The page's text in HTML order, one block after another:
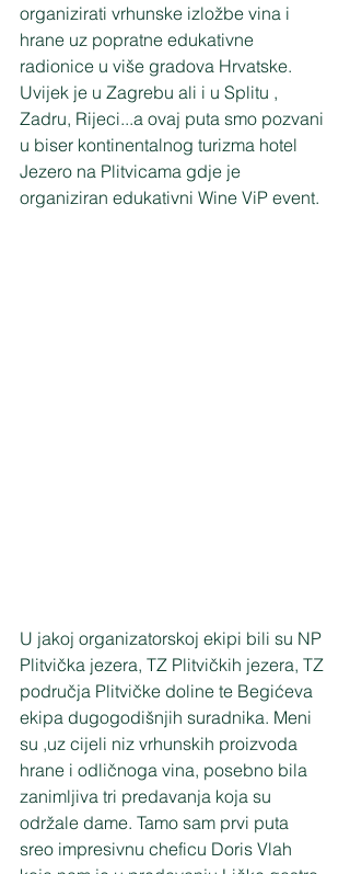
organizirati vrhunske izložbe vina i
hrane uz popratne edukativne
radionice u više gradova Hrvatske.
Uvijek je u Zagrebu ali i u Splitu ,
Zadru, Rijeci...a ovaj puta smo pozvani
u biser kontinentalnog turizma hotel
Jezero na Plitvicama gdje je
organiziran edukativni Wine ViP event.
U jakoj organizatorskoj ekipi bili su NP
Plitvička jezera, TZ Plitvičkih jezera, TZ
područja Plitvičke doline te Begićeva
ekipa dugogodišnjih suradnika. Meni
su ,uz cijeli niz vrhunskih proizvoda
hrane i odličnoga vina, posebno bila
zanimljiva tri predavanja koja su
održale dame. Tamo sam prvi puta
sreo impresivnu cheficu Doris Vlah